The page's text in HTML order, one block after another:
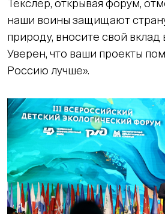
Текслер, открывая форум,
наши воины защищают
природу, вносите свой вклад
Уверен, что ваши проекты
Россию лучше».